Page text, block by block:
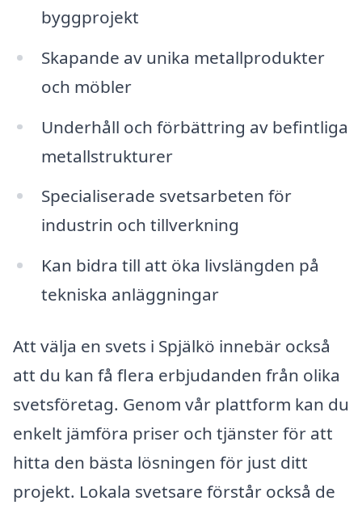
byggprojekt
Skapande av unika metallprodukter
och möbler
Underhåll och förbättring av befintliga
metallstrukturer
Specialiserade svetsarbeten för
industrin och tillverkning
Kan bidra till att öka livslängden på
tekniska anläggningar
Att välja en svets i Spjälkö innebär också
att du kan få flera erbjudanden från olika
svetsföretag. Genom vår plattform kan du
enkelt jämföra priser och tjänster för att
hitta den bästa lösningen för just ditt
projekt. Lokala svetsare förstår också de